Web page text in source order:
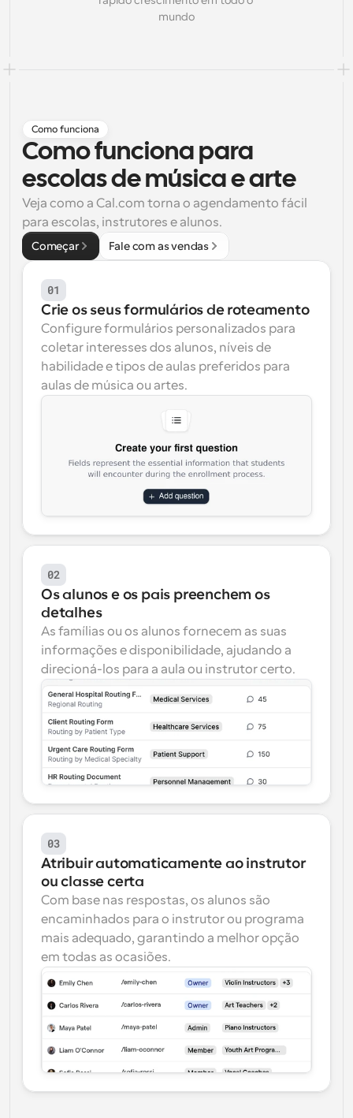
Reuniões Instantâneas
Reunião com clientes em minutos
Links de Grupo Dinâmico
Agende reuniões de forma fluida com várias pessoas
Webhooks
mundo
Como funciona
Como funciona para
escolas de música e arte
Veja como a Cal.com torna o agendamento fácil
para escolas, instrutores e alunos.
Começar Fale com as vendas
01
Crie os seus formulários de roteamento
Configure formulários personalizados para
coletar interesses dos alunos, níveis de
habilidade e tipos de aulas preferidos para
aulas de música ou artes.
02
Os alunos e os pais preenchem os
detalhes
As famílias ou os alunos fornecem as suas
informações e disponibilidade, ajudando a
direcioná-los para a aula ou instrutor certo.
03
Atribuir automaticamente ao instrutor
ou classe certa
Com base nas respostas, os alunos são
encaminhados para o instrutor ou programa
mais adequado, garantindo a melhor opção
em todas as ocasiões.